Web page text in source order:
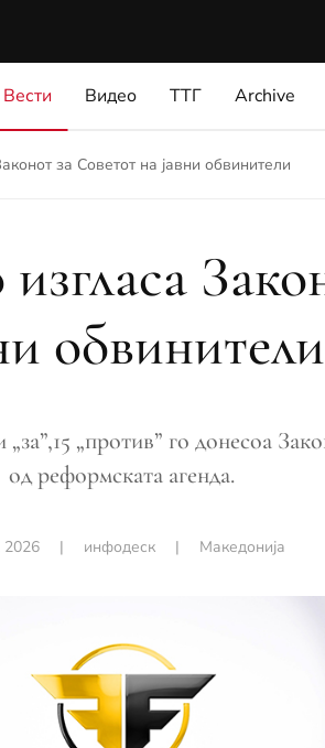
Вести Видео ТТГ Archive
за Советот на јавни обвинители
обвинители
„против” го донесоа
од реформската агенда.
2026| инфодеск| Македонија